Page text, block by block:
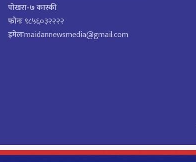
पाेखरा-७ कास्की
फोनः९८५६०३२२२२
इमेलःmaidannewsmedia@gmail.com